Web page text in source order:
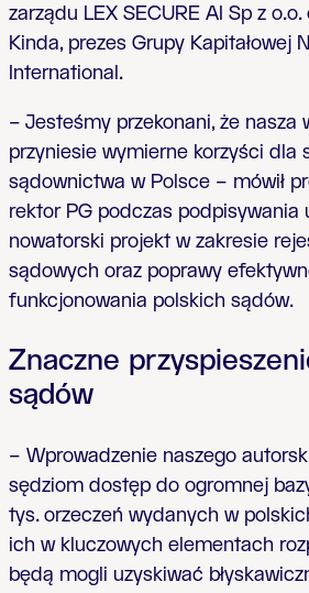
zarządu LEX SECURE AI Sp z
Kinda, prezes Grupy Kapitałowej
International.
– Jesteśmy przekonani, że nasza
przyniesie wymierne korzyści dla
sądownictwa w Polsce – mówił
rektor PG podczas podpisywania
nowatorski projekt w zakresie
sądowych oraz poprawy
funkcjonowania polskich sądów.
Znaczne
sądów
– Wprowadzenie naszego
sędziom dostęp do ogromnej
tys. orzeczeń wydanych w
ich w kluczowych elementach
będą mogli uzyskiwać